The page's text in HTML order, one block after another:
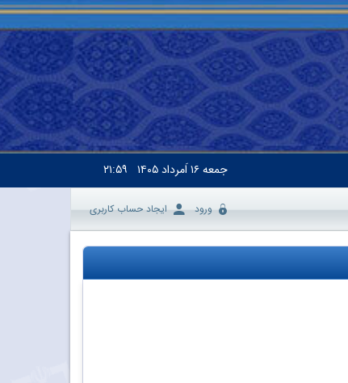
جمعه۱۶ اَمرداد ۱۴۰۵ ۲۱:۵۹
ورود ایجاد حساب کاربری